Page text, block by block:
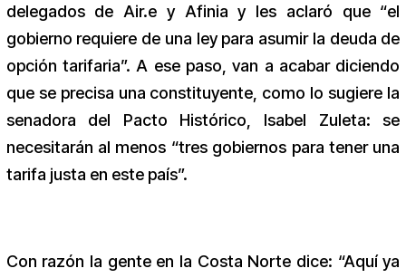
delegados de Air.e y Afinia y les aclaró que “el
gobierno requiere de una ley para asumir la deuda de
opción tarifaria”. A ese paso, van a acabar diciendo
que se precisa una constituyente, como lo sugiere la
senadora del Pacto Histórico, Isabel Zuleta: se
necesitarán al menos “tres gobiernos para tener una
tarifa justa en este país”.
Con razón la gente en la Costa Norte dice: “Aquí ya